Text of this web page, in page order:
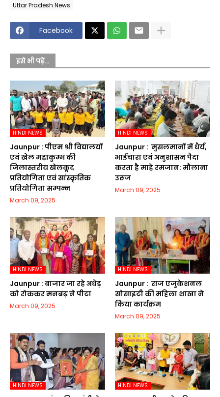
Uttar Pradesh News
Facebook
इसे भी पढ़ें...
HINDI NEWS
Jaunpur :​ पीएम श्री विद्यालयों
एवं खेल महाकुम्भ की
जिलास्तरीय खेलकूद
प्रतियोगिता एवं सांस्कृतिक
प्रतियोगिता सम्पन्न
March 09, 2025
HINDI NEWS
Jaunpur : ​ मुसलमानों में धैर्य,
भाईचारा एवं अनुशासन पैदा
करता है माहे रमजान: मौलाना
उरूज
March 09, 2025
HINDI NEWS
Jaunpur :​ बाजार जा रहे अधेड़
को रोककर मनबढ़ ने पीटा
March 09, 2025
HINDI NEWS
Jaunpur : ​ ​राज एजुकेशनल
सोसाइटी की महिला शाखा ने
किया कार्यक्रम
March 09, 2025
HINDI NEWS HINDI NEWS